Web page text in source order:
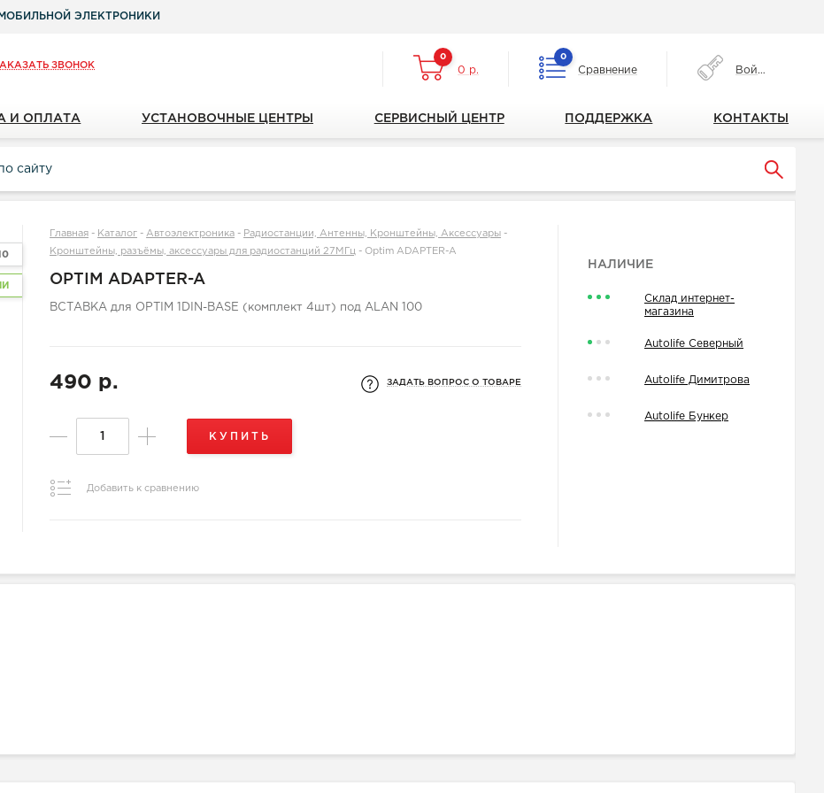
ЭЛЕКТРОНИКИ
ЗВОНОК
0
0 р.
0
Сравнение Войти
И ОПЛАТА УСТАНОВОЧНЫЕ ЦЕНТРЫ СЕРВИСНЫЙ ЦЕНТР ПОДДЕРЖКА КОНТАКТЫ
Главная - Каталог -Автоэлектроника - Радиостанции, Антенны, Кронштейны, Аксессуары -
Кронштейны, разъёмы, аксессуары для радиостанций 27МГц - Optim ADAPTER-A
OPTIM ADAPTER-A
ВСТАВКА для OPTIM 1DIN-BASE (комплект 4шт) под ALAN 100
490 р. ЗАДАТЬ ВОПРОС О ТОВАРЕ
КУПИТЬ
Добавить к сравнению
НАЛИЧИЕ
Склад интернет-
магазина
Autolife Северный
Autolife Димитрова
Autolife Бункер